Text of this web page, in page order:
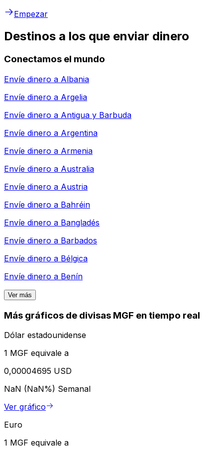
Empezar
Destinos a los que enviar dinero
Conectamos el mundo
Envíe dinero a Albania
Envíe dinero a Argelia
Envíe dinero a Antigua y Barbuda
Envíe dinero a Argentina
Envíe dinero a Armenia
Envíe dinero a Australia
Envíe dinero a Austria
Envíe dinero a Bahréin
Envíe dinero a Bangladés
Envíe dinero a Barbados
Envíe dinero a Bélgica
Envíe dinero a Benín
Ver más
Más gráficos de divisas MGF en tiempo real
Dólar estadounidense
1 MGF equivale a
0,00004695 USD
NaN (NaN%) Semanal
Ver gráfico
Euro
1 MGF equivale a